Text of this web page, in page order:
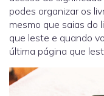
podes organizar os
mesmo que saias do
que leste e quando
última página que